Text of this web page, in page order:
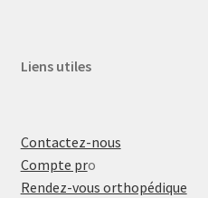
Liens utiles
Contactez-nous
Compte pro
Rendez-vous orthopédique